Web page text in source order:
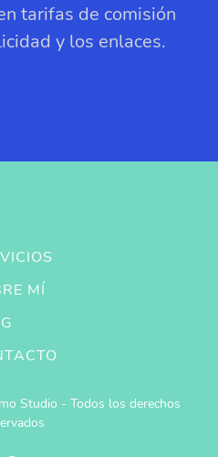
tarifas de comisión
y los enlaces.
MÍ
Studio - Todos los derechos